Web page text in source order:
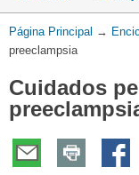
Usted
está
Página Principal →
preeclampsia
Cuidados